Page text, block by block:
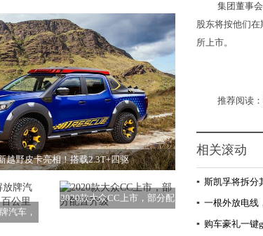
越野皮卡亮相！搭载2.3T+四驱
汽车，
2020款大众CC上市，部分配
集团董事
股东将按他们
所上市。
推荐阅读：
相关滚动
▪ 斯凯孚将拆分
▪ 一根外放电线
▪ 购车豪礼一键